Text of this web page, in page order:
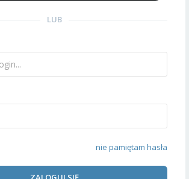
LUB
nie pamiętam hasła